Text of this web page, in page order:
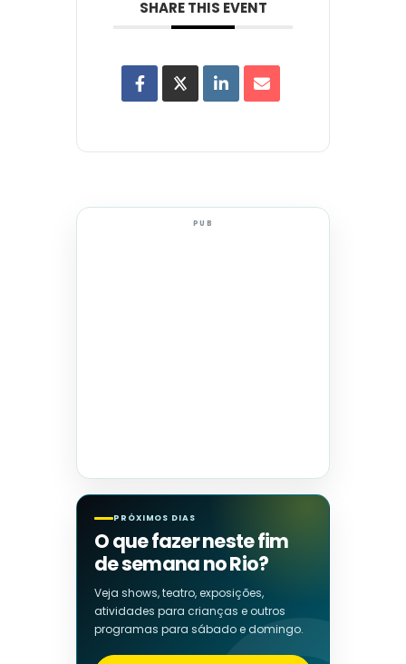
SHARE THIS EVENT
PUB
PRÓXIMOS DIAS
O que fazer neste fim
de semana no Rio?
Veja shows, teatro, exposições,
atividades para crianças e outros
programas para sábado e domingo.